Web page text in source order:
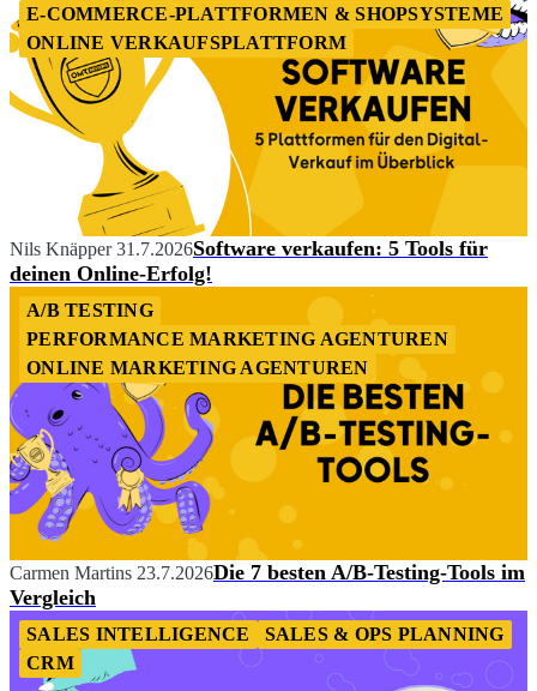
E-COMMERCE-PLATTFORMEN & SHOPSYSTEME
ONLINE VERKAUFSPLATTFORM
Nils Knäpper 31.7.2026Software verkaufen: 5 Tools für
deinen Online-Erfolg!
A/B TESTING
PERFORMANCE MARKETING AGENTUREN
ONLINE MARKETING AGENTUREN
Carmen Martins 23.7.2026Die 7 besten A/B-Testing-Tools im
Vergleich
SALES INTELLIGENCE
SALES & OPS PLANNING
CRM